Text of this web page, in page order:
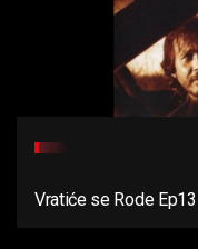
Vratiće se Rode Ep13